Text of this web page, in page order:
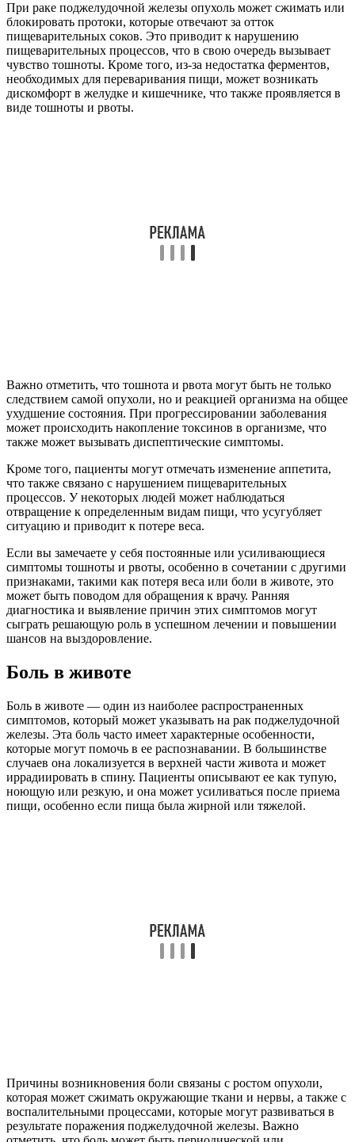
При раке поджелудочной железы опухоль может сжимать или
блокировать протоки, которые отвечают за отток
пищеварительных соков. Это приводит к нарушению
пищеварительных процессов, что в свою очередь вызывает
чувство тошноты. Кроме того, из-за недостатка ферментов,
необходимых для переваривания пищи, может возникать
дискомфорт в желудке и кишечнике, что также проявляется в
виде тошноты и рвоты.
Важно отметить, что тошнота и рвота могут быть не только
следствием самой опухоли, но и реакцией организма на общее
ухудшение состояния. При прогрессировании заболевания
может происходить накопление токсинов в организме, что
также может вызывать диспептические симптомы.
Кроме того, пациенты могут отмечать изменение аппетита,
что также связано с нарушением пищеварительных
процессов. У некоторых людей может наблюдаться
отвращение к определенным видам пищи, что усугубляет
ситуацию и приводит к потере веса.
Если вы замечаете у себя постоянные или усиливающиеся
симптомы тошноты и рвоты, особенно в сочетании с другими
признаками, такими как потеря веса или боли в животе, это
может быть поводом для обращения к врачу. Ранняя
диагностика и выявление причин этих симптомов могут
сыграть решающую роль в успешном лечении и повышении
шансов на выздоровление.
Боль в животе
Боль в животе — один из наиболее распространенных
симптомов, который может указывать на рак поджелудочной
железы. Эта боль часто имеет характерные особенности,
которые могут помочь в ее распознавании. В большинстве
случаев она локализуется в верхней части живота и может
иррадиировать в спину. Пациенты описывают ее как тупую,
ноющую или резкую, и она может усиливаться после приема
пищи, особенно если пища была жирной или тяжелой.
Причины возникновения боли связаны с ростом опухоли,
которая может сжимать окружающие ткани и нервы, а также с
воспалительными процессами, которые могут развиваться в
результате поражения поджелудочной железы. Важно